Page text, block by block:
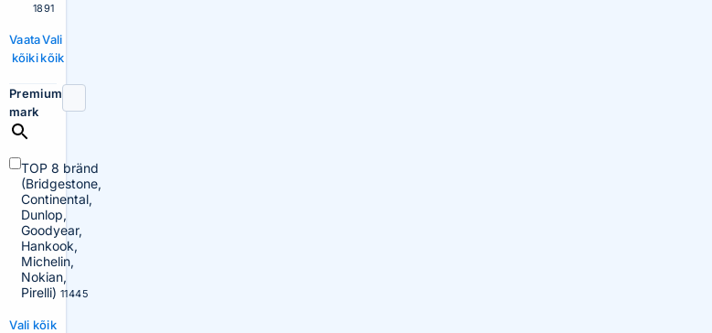
1891
Vaata
kõiki
Vali
kõik
Premium
mark
TOP 8 bränd
(Bridgestone,
Continental,
Dunlop,
Goodyear,
Hankook,
Michelin,
Nokian,
Pirelli) 11445
Vali kõik